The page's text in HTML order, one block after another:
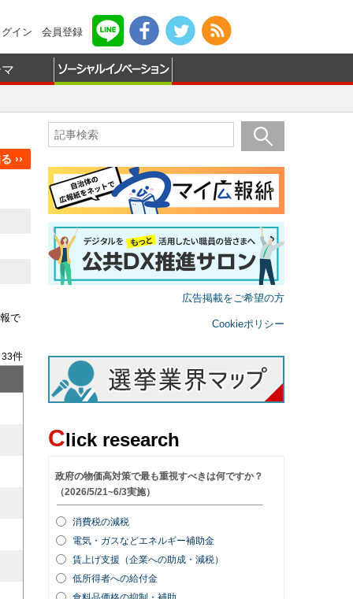
グイン 会員登録
››
で
33件
広告掲載をご希望の方
Cookieポリシー
Click research